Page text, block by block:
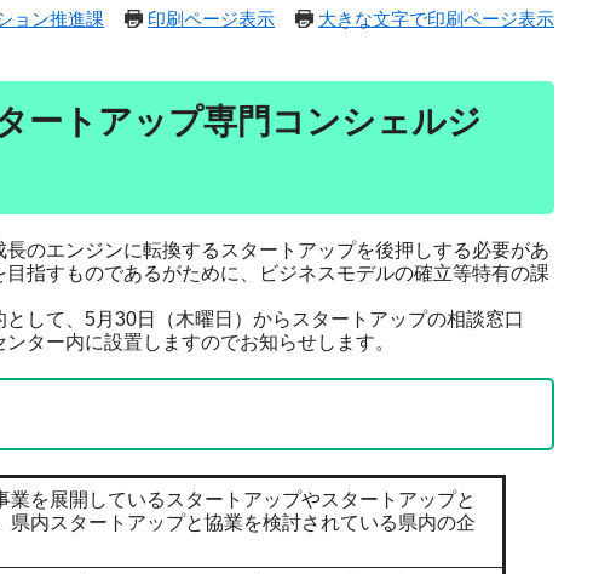
ョン推進課 印刷ページ表示 大きな文字で印刷ページ表示
ートアップ専門コンシェルジ
のエンジンに転換するスタートアップを後押しする必要があ
指すものであるがために、ビジネスモデルの確立等特有の課
して、5月30日（木曜日）からスタートアップの相談窓口
ター内に設置しますのでお知らせします。
を展開しているスタートアップやスタートアップと
県内スタートアップと協業を検討されている県内の企